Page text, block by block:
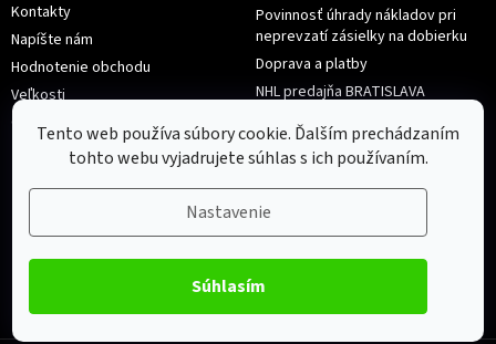
Tento web používa súbory cookie. Ďalším prechádzaním
tohto webu vyjadrujete súhlas s ich používaním.
Nastavenie
Súhlasím
Kontakty
Napíšte nám
Hodnotenie obchodu
Veľkosti
Obchodné podmienky
Povinnosť úhrady nákladov pri
neprevzatí zásielky na dobierku
Doprava a platby
NHL predajňa BRATISLAVA
Reklamace/Výměna